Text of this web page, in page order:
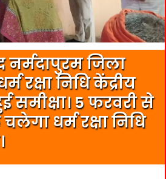
नर्मदापुरम जिला
रक्षा निधि केंद्रीय
समीक्षा। 5 फरवरी से
धर्म रक्षा निधि